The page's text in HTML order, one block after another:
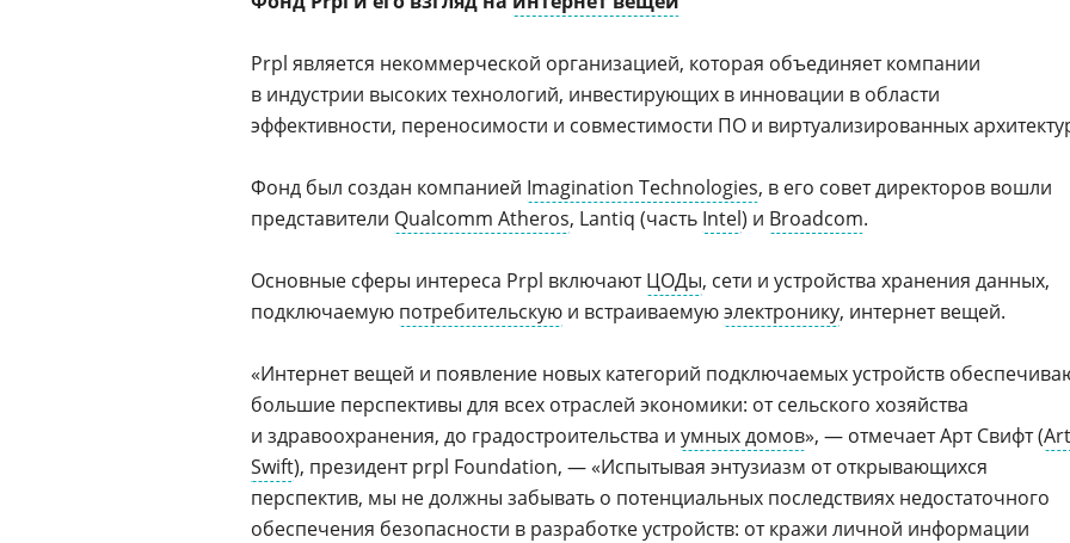
Prpl является некоммерческой организацией, которая объединяет компании
в индустрии высоких технологий, инвестирующих в инновации в области
эффективности, переносимости и совместимости ПО и виртуализированных
Фонд был создан компанией Imagination Technologies, в его совет директоров вошли
представители Qualcomm Atheros, Lantiq (часть Intel) и Broadcom.
Основные сферы интереса Prpl включаютЦОДы, сети и устройства хранения данных,
подключаемую потребительскую и встраиваемуюэлектронику, интернет вещей.
«Интернет вещей и появление новых категорий подключаемых устройств
большие перспективы для всех отраслей экономики: от сельского хозяйства
и здравоохранения, до градостроительства и умных домов», — отмечает Арт Свифт (Art
Swift), президент prpl Foundation, — «Испытывая энтузиазм от открывающихся
перспектив, мы не должны забывать о потенциальных последствиях недостаточного
обеспечения безопасности в разработке устройств: от кражи личной информации